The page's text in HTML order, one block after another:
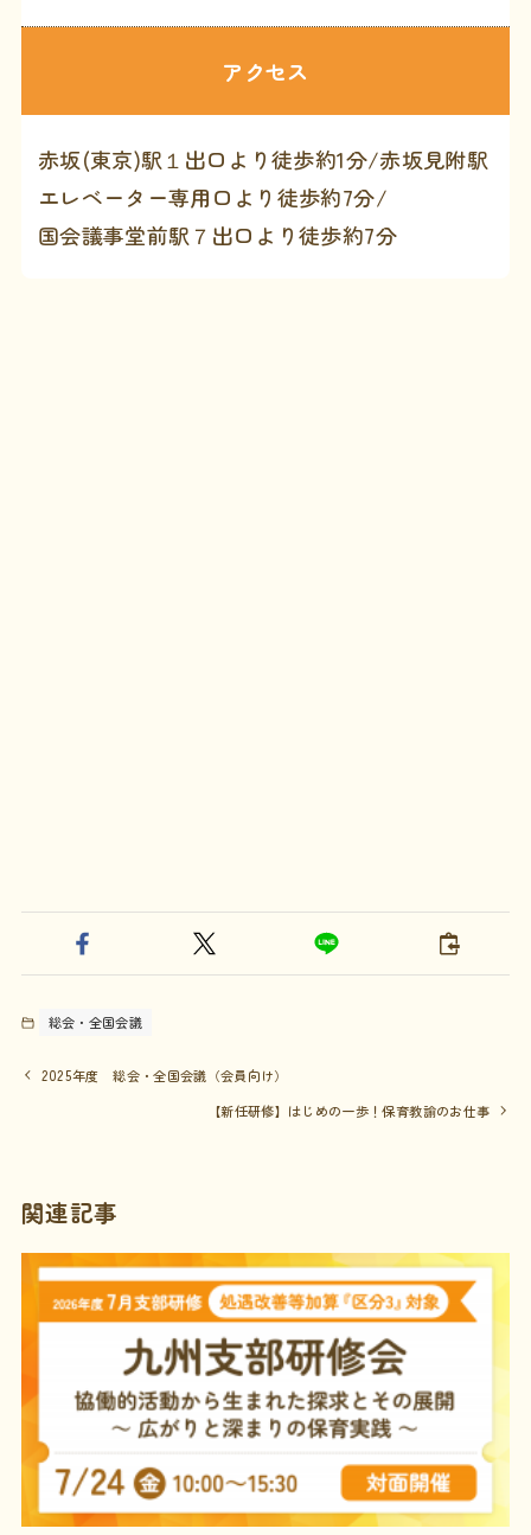
アクセス
赤坂(東京)駅１出口より徒歩約1分/赤坂見附駅
エレベーター専用口より徒歩約7分/
国会議事堂前駅７出口より徒歩約7分
総会・全国会議
2025年度 総会・全国会議（会員向け）
【新任研修】はじめの一歩！保育教諭のお仕事
関連記事